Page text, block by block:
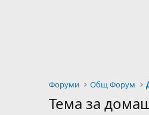
Форуми Общ Форум
Тема за